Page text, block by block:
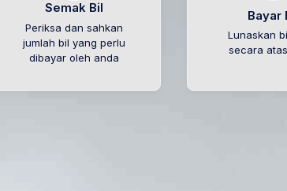
Semak Bil
Periksa dan sahkan
jumlah bil yang perlu
dibayar oleh anda
Bayar
Lunaskan
secara